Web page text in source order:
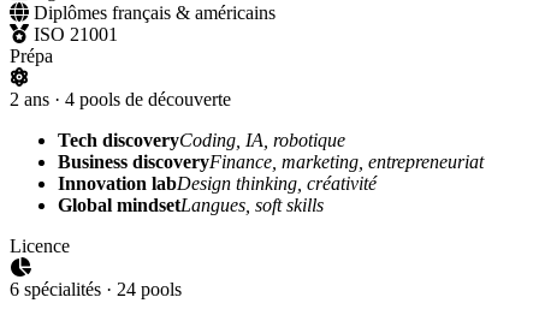
Diplômes français & américains
ISO 21001
Prépa
2 ans · 4 pools de découverte
Tech discoveryCoding, IA, robotique
Business discoveryFinance, marketing, entrepreneuriat
Innovation labDesign thinking, créativité
Global mindsetLangues, soft skills
Licence
6 spécialités · 24 pools